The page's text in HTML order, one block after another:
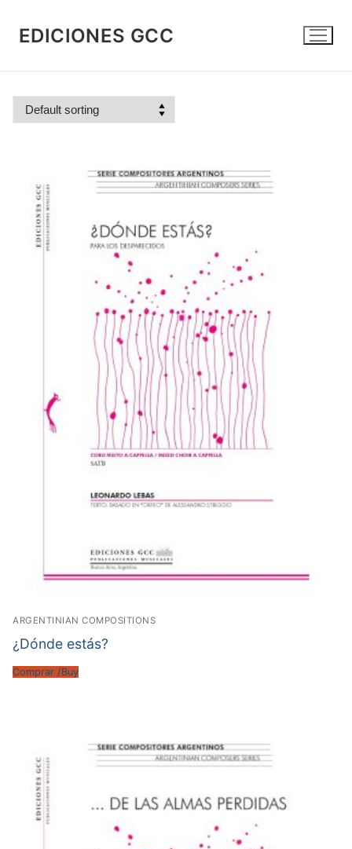
EDICIONES GCC
ARGENTINIAN COMPOSITIONS
¿Dónde estás?
Comprar /Buy